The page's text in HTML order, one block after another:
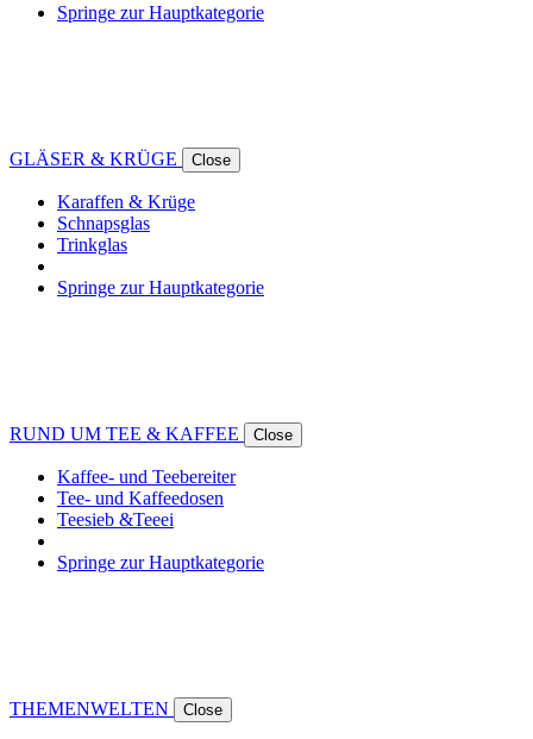
Springe zur Hauptkategorie
GLÄSER & KRÜGE Close
Karaffen & Krüge
Schnapsglas
Trinkglas
Springe zur Hauptkategorie
RUND UM TEE & KAFFEE Close
Kaffee- und Teebereiter
Tee- und Kaffeedosen
Teesieb &Teeei
Springe zur Hauptkategorie
THEMENWELTEN Close